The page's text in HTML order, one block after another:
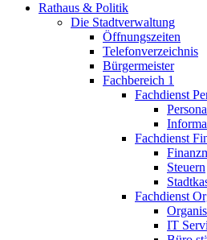
Rathaus & Politik
Die Stadtverwaltung
Öffnungszeiten
Telefonverzeichnis
Bürgermeister
Fachbereich 1
Fachdienst
Fachdienst
Steuern
Fachdienst
IT